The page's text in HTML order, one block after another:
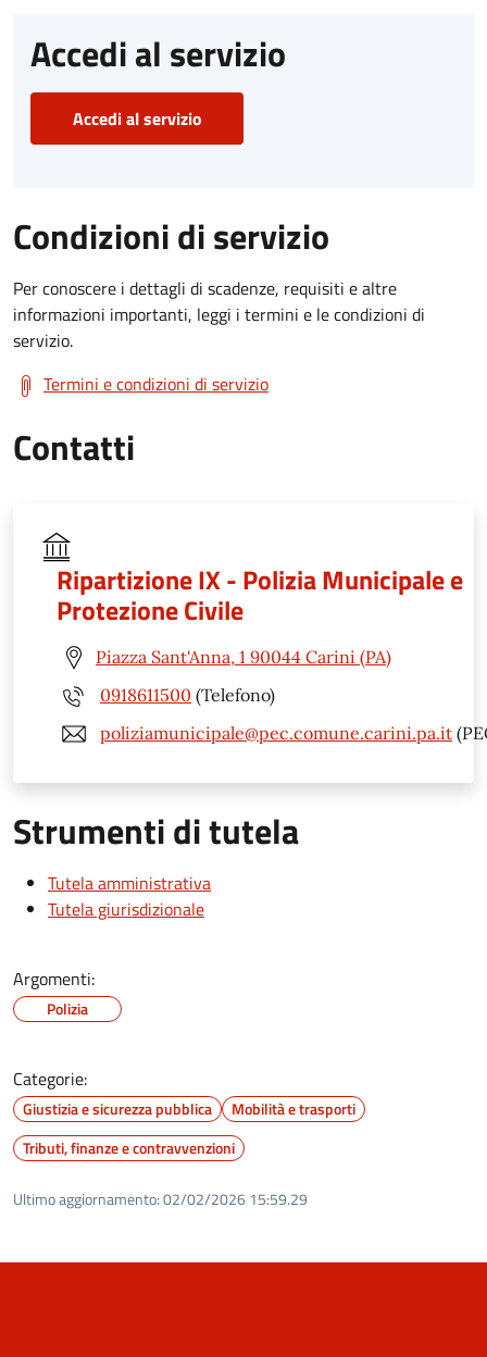
Accedi al servizio
Accedi al servizio
Condizioni di servizio
Per conoscere i dettagli di scadenze, requisiti e altre
informazioni importanti, leggi i termini e le condizioni di
servizio.
Termini e condizioni di servizio
Contatti
Ripartizione IX - Polizia Municipale e
Protezione Civile
Piazza Sant'Anna, 1 90044 Carini (PA)
0918611500 (Telefono)
poliziamunicipale@pec.comune.carini.pa.it
Strumenti di tutela
Tutela amministrativa
Tutela giurisdizionale
Argomenti:
Polizia
Categorie:
Giustizia e sicurezza pubblica
Mobilità e trasporti
Tributi, finanze e contravvenzioni
Ultimo aggiornamento:02/02/2026 15:59.29